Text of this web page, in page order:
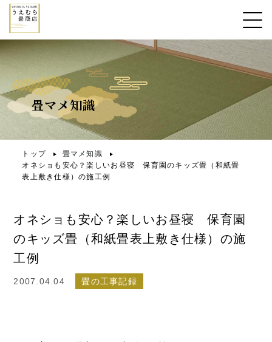
畳マメ知識
トップ
畳マメ知識
オネショも安心？楽しいお昼寝 保育園のキッズ畳（和紙畳
表上敷き仕様）の施工例
オネショも安心？楽しいお昼寝 保育園
のキッズ畳（和紙畳表上敷き仕様）の施
工例
2007.04.04 畳の工事記録